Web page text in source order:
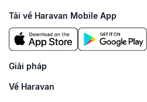
Tải về Haravan Mobile App
Giải pháp
Về Haravan